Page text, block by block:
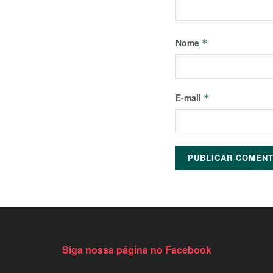
Nome *
E-mail *
Siga nossa página no Facebook